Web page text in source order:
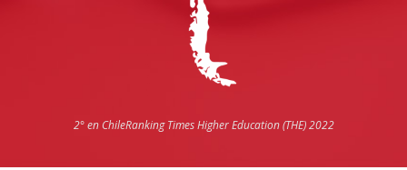
2° en ChileRanking Times Higher Education (THE) 2022